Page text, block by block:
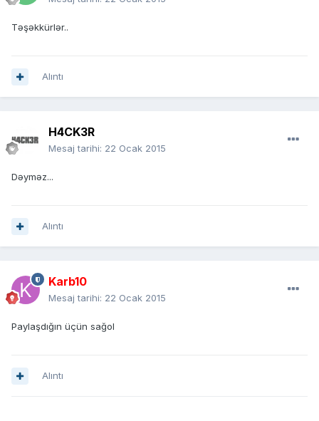
Təşəkkürlər..
Alıntı
H4CK3R
Mesaj tarihi: 22 Ocak 2015
Dəyməz...
Alıntı
Karb10
Mesaj tarihi: 22 Ocak 2015
Paylaşdığın üçün sağol
Alıntı